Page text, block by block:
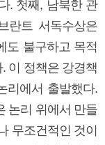
. 첫째, 남북한 관
란트 서독수상은
도 불구하고 목적
이 정책은 강경책
리에서 출발했다.
논리 위에서 만들
무조건적인 것이